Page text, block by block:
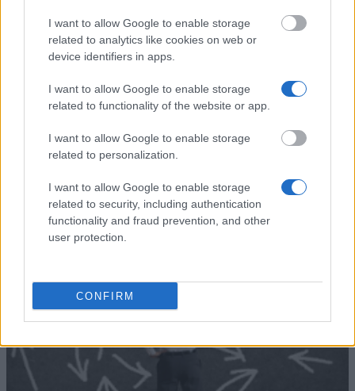
I want to allow Google to enable storage
related to analytics like cookies on web or
device identifiers in apps.
I want to allow Google to enable storage
related to functionality of the website or app.
I want to allow Google to enable storage
related to personalization.
I want to allow Google to enable storage
related to security, including authentication
functionality and fraud prevention, and other
user protection.
CONFIRM
SCHOLARSHIPS
Scholarship
Aristotle University of
Thessaloniki
University Agreements & Other
Finanztipps